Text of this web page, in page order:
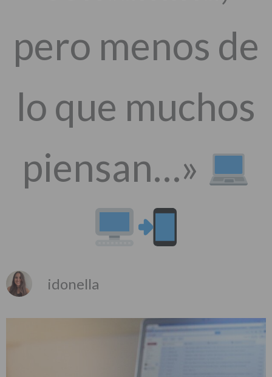
pero menos de
lo que muchos
piensan…»
idonella